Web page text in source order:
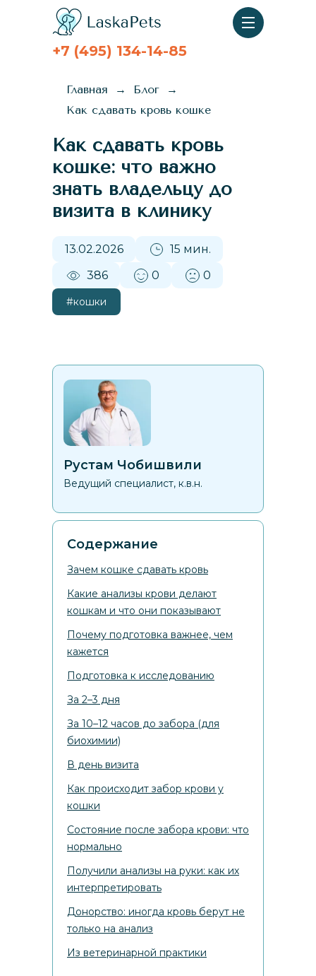
+7 (495) 134-14-85
Главная
Блог
Как сдавать кровь кошке
Как сдавать кровь
кошке: что важно
знать владельцу до
визита в клинику
13.02.2026
15 мин.
386
0 0
#кошки
Рустам Чобишвили
Ведущий специалист, к.в.н.
Содержание
Зачем кошке сдавать кровь
Какие анализы крови делают
кошкам и что они показывают
Почему подготовка важнее, чем
кажется
Подготовка к исследованию
За 2–3 дня
За 10–12 часов до забора (для
биохимии)
В день визита
Как происходит забор крови у
кошки
Состояние после забора крови: что
нормально
Получили анализы на руки: как их
интерпретировать
Донорство: иногда кровь берут не
только на анализ
Из ветеринарной практики